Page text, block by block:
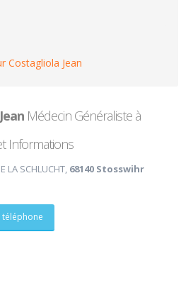
Costagliola Jean
Médecin Généraliste à
Informations
LA SCHLUCHT, 68140 Stosswihr